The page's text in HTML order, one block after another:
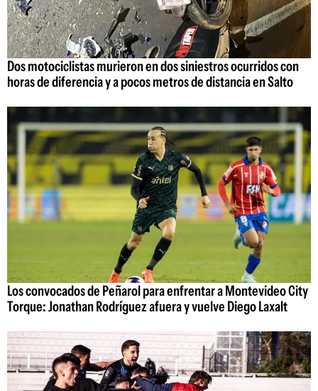
Dos motociclistas murieron en dos siniestros ocurridos con
horas de diferencia y a pocos metros de distancia en Salto
Los convocados de Peñarol para enfrentar a Montevideo City
Torque: Jonathan Rodríguez afuera y vuelve Diego Laxalt